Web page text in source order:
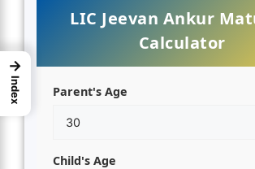
LIC Jeevan Ankur
Calculator
Parent's Age
Child's Age
→
Index